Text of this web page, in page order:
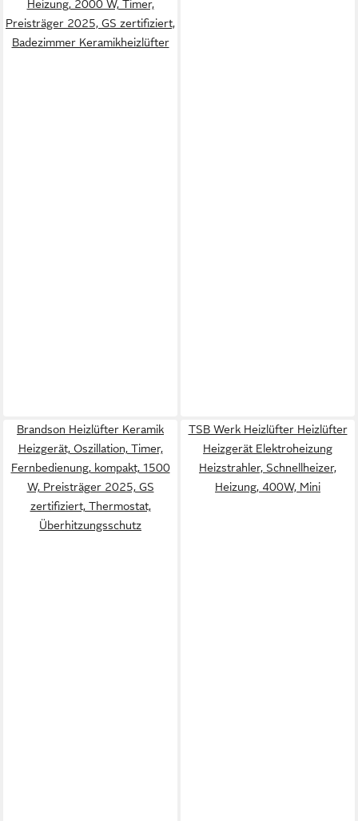
Heizung, 2000 W, Timer,
Preisträger 2025, GS zertifiziert,
Badezimmer Keramikheizlüfter
Brandson Heizlüfter Keramik
Heizgerät, Oszillation, Timer,
Fernbedienung, kompakt, 1500
W, Preisträger 2025, GS
zertifiziert, Thermostat,
Überhitzungsschutz
TSB Werk Heizlüfter Heizlüfter
Heizgerät Elektroheizung
Heizstrahler, Schnellheizer,
Heizung, 400W, Mini